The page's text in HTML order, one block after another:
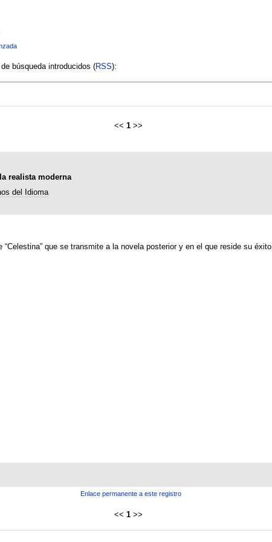
búsqueda introducidos (RSS):
<< 1 >>
realista moderna
del Idioma
que se transmite a la novela posterior y en el que reside su éxito.
Enlace permanente a este registro
<< 1 >>